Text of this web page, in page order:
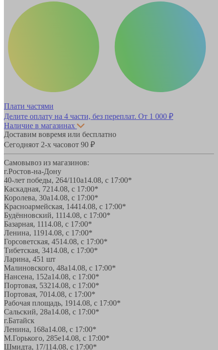
Плати частями
Делите оплату на 4 части, без переплат. От 1 000 ₽
Наличие в магазинах
Доставим вовремя или бесплатно
Сегодняот 2-х часовот 90 ₽
Самовывоз из магазинов:
г.Ростов-на-Дону
40-лет победы, 264/110а14.08, с 17:00*
Каскадная, 7214.08, с 17:00*
Королева, 30а14.08, с 17:00*
Красноармейская, 14414.08, с 17:00*
Будённовский, 1114.08, с 17:00*
Базарная, 1114.08, с 17:00*
Ленина, 11914.08, с 17:00*
Горсоветская, 4514.08, с 17:00*
Тибетская, 3414.08, с 17:00*
Ларина, 451 шт
Малиновского, 48а14.08, с 17:00*
Нансена, 152а14.08, с 17:00*
Портовая, 53214.08, с 17:00*
Портовая, 7014.08, с 17:00*
Рабочая площадь, 1914.08, с 17:00*
Сальский, 28a14.08, с 17:00*
г.Батайск
Ленина, 168а14.08, с 17:00*
М.Горького, 285е14.08, с 17:00*
Шмидта, 17/114.08, с 17:00*